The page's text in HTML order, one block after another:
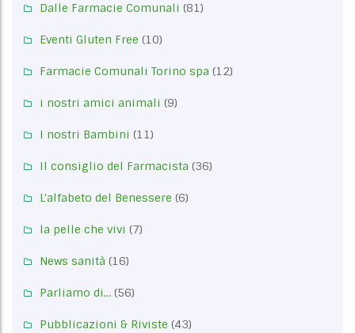
Dalle Farmacie Comunali (81)
Eventi Gluten Free (10)
Farmacie Comunali Torino spa (12)
i nostri amici animali (9)
I nostri Bambini (11)
Il consiglio del Farmacista (36)
L'alfabeto del Benessere (6)
la pelle che vivi (7)
News sanità (16)
Parliamo di… (56)
Pubblicazioni & Riviste (43)